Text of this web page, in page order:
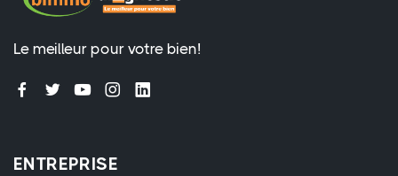
Le meilleur pour votre bien!
ENTREPRISE